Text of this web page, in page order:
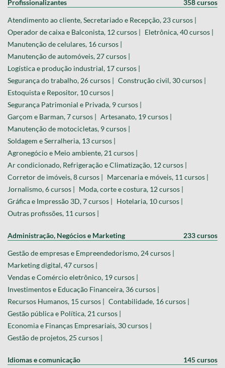
Profissionalizantes 358 cursos
Atendimento ao cliente, Secretariado e Recepção, 23 cursos |
Operador de caixa e Balconista, 12 cursos | Eletrônica, 40 cursos |
Manutenção de celulares, 16 cursos |
Manutenção de automóveis, 27 cursos |
Logística e produção industrial, 17 cursos |
Segurança do trabalho, 26 cursos | Construção civil, 30 cursos |
Estoquista e Repositor, 10 cursos |
Segurança Patrimonial e Privada, 9 cursos |
Garçom e Barman, 7 cursos | Artesanato, 19 cursos |
Manutenção de motocicletas, 9 cursos |
Soldagem e Serralheria, 13 cursos |
Agronegócio e Meio ambiente, 21 cursos |
Ar condicionado, Refrigeração e Climatização, 12 cursos |
Corretor de imóveis, 8 cursos | Marcenaria e móveis, 11 cursos |
Jornalismo, 6 cursos | Moda, corte e costura, 12 cursos |
Gráfica e Impressão 3D, 7 cursos | Hotelaria, 10 cursos |
Outras profissões, 11 cursos |
Administração, Negócios e Marketing 233 cursos
Gestão de empresas e Empreendedorismo, 24 cursos |
Marketing digital, 47 cursos |
Vendas e Comércio eletrônico, 19 cursos |
Investimentos e Educação Financeira, 36 cursos |
Recursos Humanos, 15 cursos | Contabilidade, 16 cursos |
Gestão pública e Política, 21 cursos |
Economia e Finanças Empresariais, 30 cursos |
Gestão de projetos, 25 cursos |
Idiomas e comunicação 145 cursos